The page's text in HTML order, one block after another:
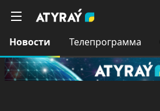
Новости Телепрограмма